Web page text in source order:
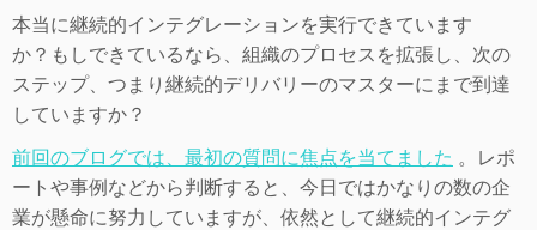
本当に継続的インテグレーションを実行できています
か？ もしできているなら、組織のプロセスを拡張し、次の
ステップ、つまり継続的デリバリーのマスターにまで到達
していますか？
前回のブログでは、最初の質問に焦点を当てました 。
レポ
ートや事例などから判断すると、今日ではかなりの数の企
業が懸命に努力していますが、依然として継続的インテグ